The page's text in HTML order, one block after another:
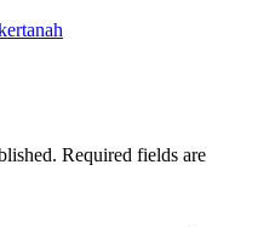
Required fields are